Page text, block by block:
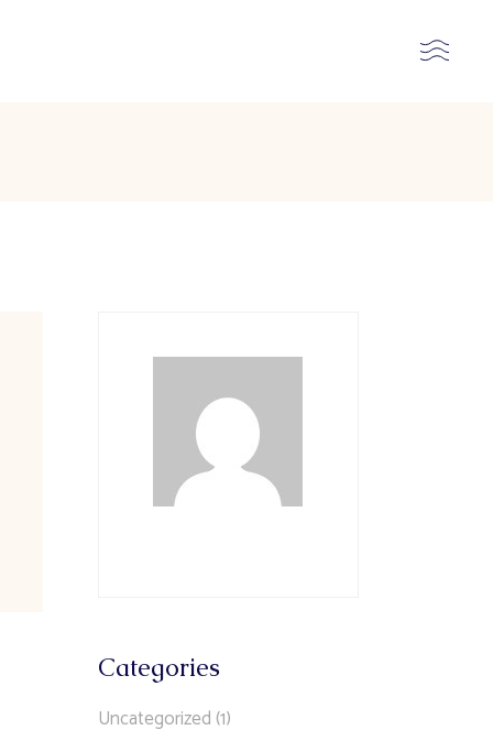
Categories
Uncategorized (1)